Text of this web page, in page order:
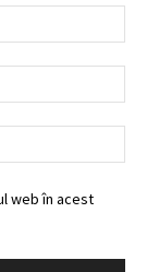
web în acest